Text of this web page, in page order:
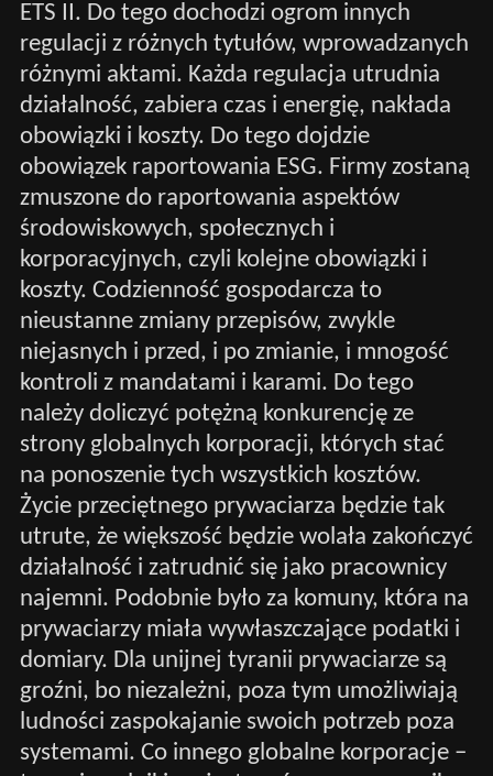
ETS II. Do tego dochodzi ogrom innych
regulacji z różnych tytułów, wprowadzanych
różnymi aktami. Każda regulacja utrudnia
działalność, zabiera czas i energię, nakłada
obowiązki i koszty. Do tego dojdzie
obowiązek raportowania ESG. Firmy zostaną
zmuszone do raportowania aspektów
środowiskowych, społecznych i
korporacyjnych, czyli kolejne obowiązki i
koszty. Codzienność gospodarcza to
nieustanne zmiany przepisów, zwykle
niejasnych i przed, i po zmianie, i mnogość
kontroli z mandatami i karami. Do tego
należy doliczyć potężną konkurencję ze
strony globalnych korporacji, których stać
na ponoszenie tych wszystkich kosztów.
Życie przeciętnego prywaciarza będzie tak
utrute, że większość będzie wolała zakończyć
działalność i zatrudnić się jako pracownicy
najemni. Podobnie było za komuny, która na
prywaciarzy miała wywłaszczające podatki i
domiary. Dla unijnej tyranii prywaciarze są
groźni, bo niezależni, poza tym umożliwiają
ludności zaspokajanie swoich potrzeb poza
systemami. Co innego globalne korporacje –